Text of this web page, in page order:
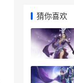
猜你喜欢